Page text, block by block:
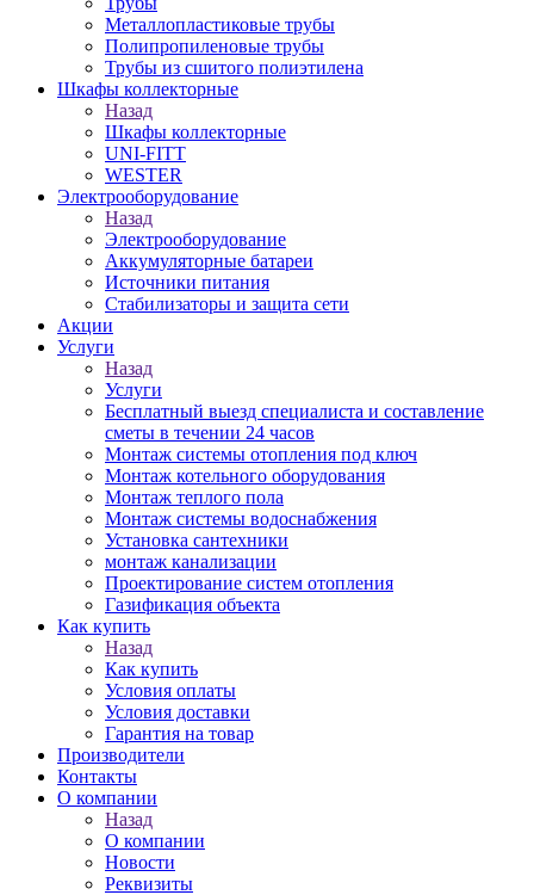
Металлопластиковые трубы
Полипропиленовые трубы
Трубы из сшитого полиэтилена
Шкафы коллекторные
Назад
Шкафы коллекторные
UNI-FITT
WESTER
Электрооборудование
Назад
Электрооборудование
Аккумуляторные батареи
Источники питания
Стабилизаторы и защита сети
Акции
Услуги
Назад
Услуги
Бесплатный выезд специалиста и составление
сметы в течении 24 часов
Монтаж системы отопления под ключ
Монтаж котельного оборудования
Монтаж теплого пола
Монтаж системы водоснабжения
Установка сантехники
монтаж канализации
Проектирование систем отопления
Газификация объекта
Как купить
Назад
Как купить
Условия оплаты
Условия доставки
Гарантия на товар
Производители
Контакты
О компании
Назад
О компании
Новости
Реквизиты